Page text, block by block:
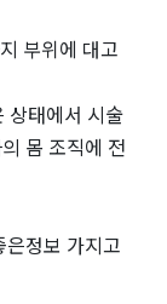
부위에 대고
상태에서 시술
몸 조직에 전
정보 가지고